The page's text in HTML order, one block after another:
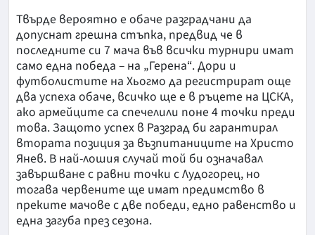
Твърде вероятно е обаче разградчани да
допуснат грешна стъпка, предвид че в
последните си 7 мача във всички турнири имат
само една победа – на „Герена“. Дори и
футболистите на Хьогмо да регистрират още
два успеха обаче, всичко ще е в ръцете на ЦСКА,
ако армейците са спечелили поне 4 точки преди
това. Защото успех в Разград би гарантирал
втората позиция за възпитаниците на Христо
Янев. В най-лошия случай той би означавал
завършване с равни точки с Лудогорец, но
тогава червените ще имат предимство в
преките мачове с две победи, едно равенство и
една загуба през сезона.